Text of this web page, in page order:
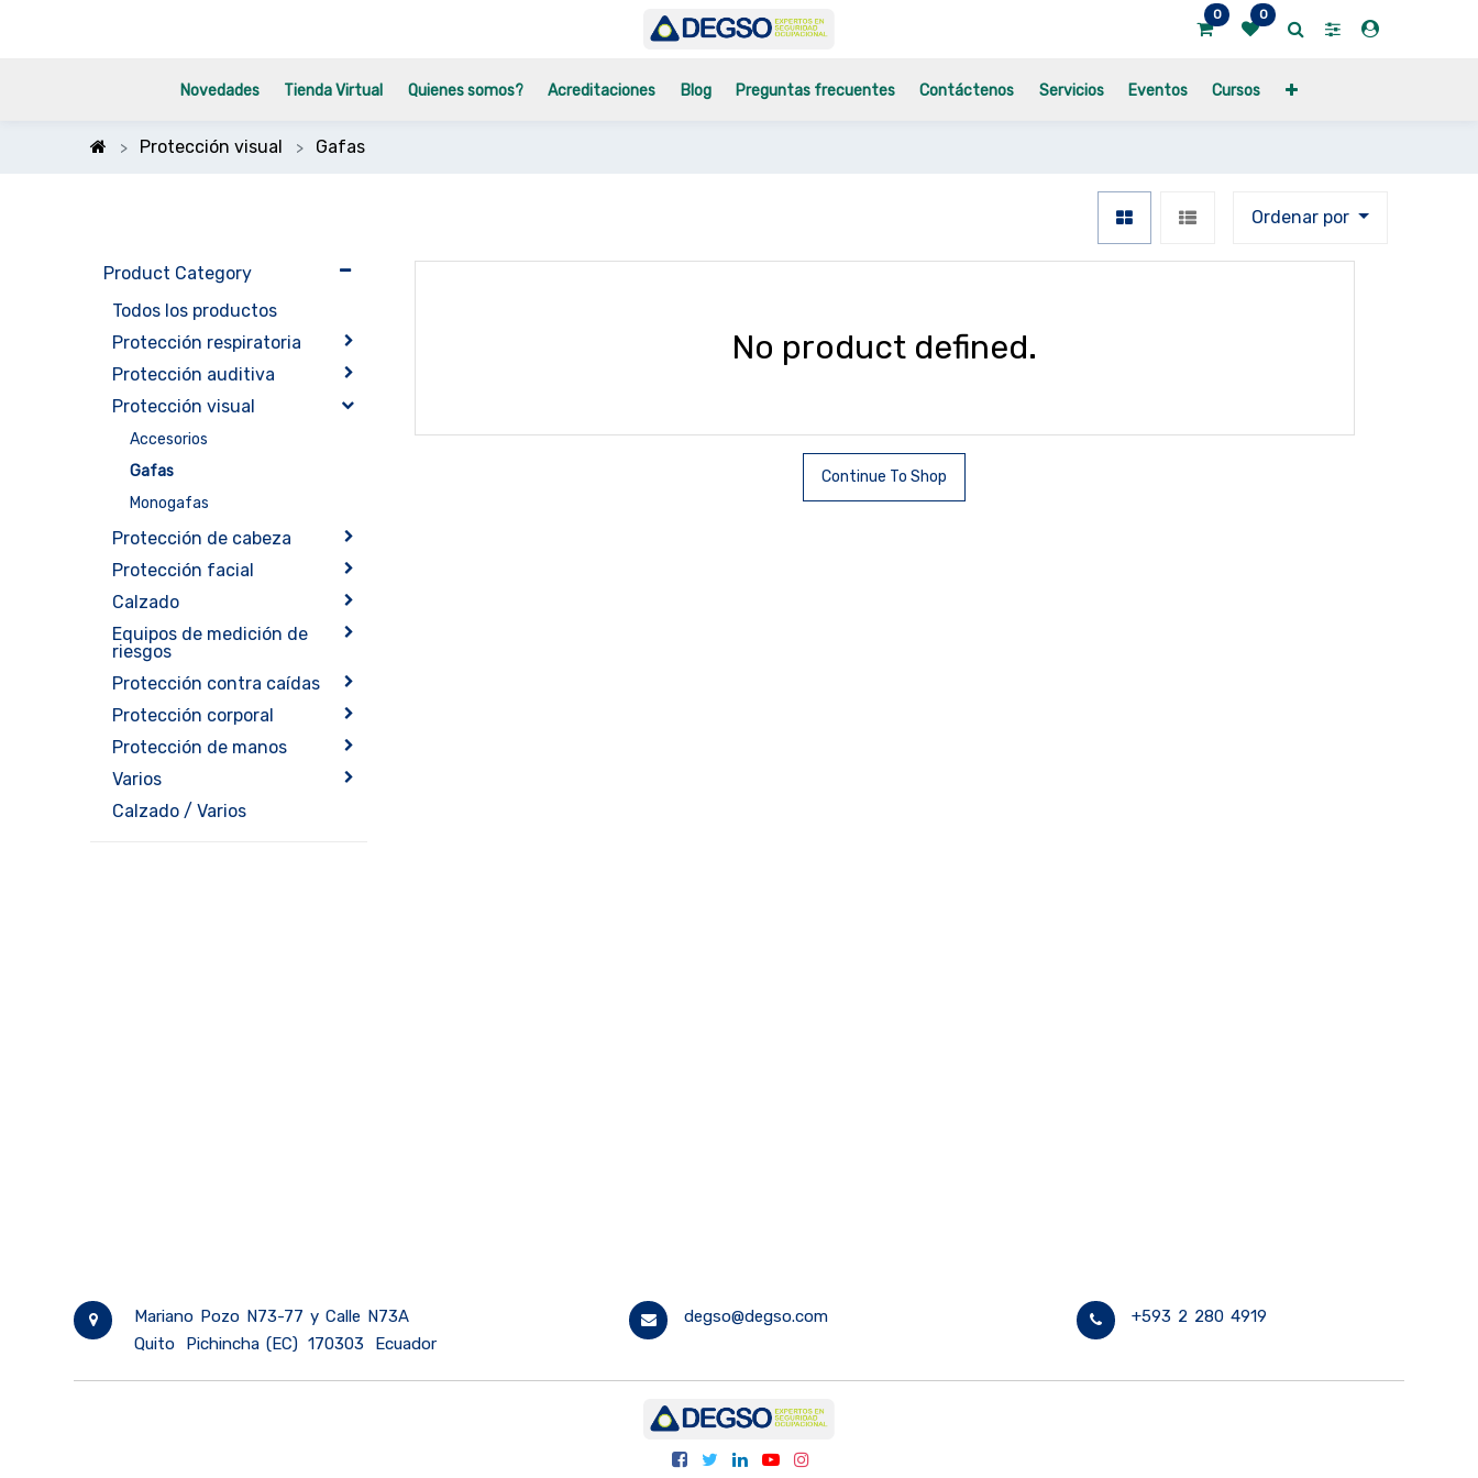
0 0
Novedades Tienda Virtual Quienes somos? Acreditaciones Blog Preguntas frecuentes Contáctenos Servicios Eventos Cursos
Protección visual Gafas
Ordenar por
Product Category
Todos los productos
Protección respiratoria
Protección auditiva
Protección visual
Accesorios
Gafas
Monogafas
Protección de cabeza
Protección facial
Calzado
Equipos de medición de
riesgos
Protección contra caídas
Protección corporal
Protección de manos
Varios
Calzado / Varios
No product defined.
Continue To Shop
Mariano Pozo N73-77 y Calle N73A
Quito
Pichincha (EC) 170303 Ecuador
degso@degso.com +593 2 280 4919